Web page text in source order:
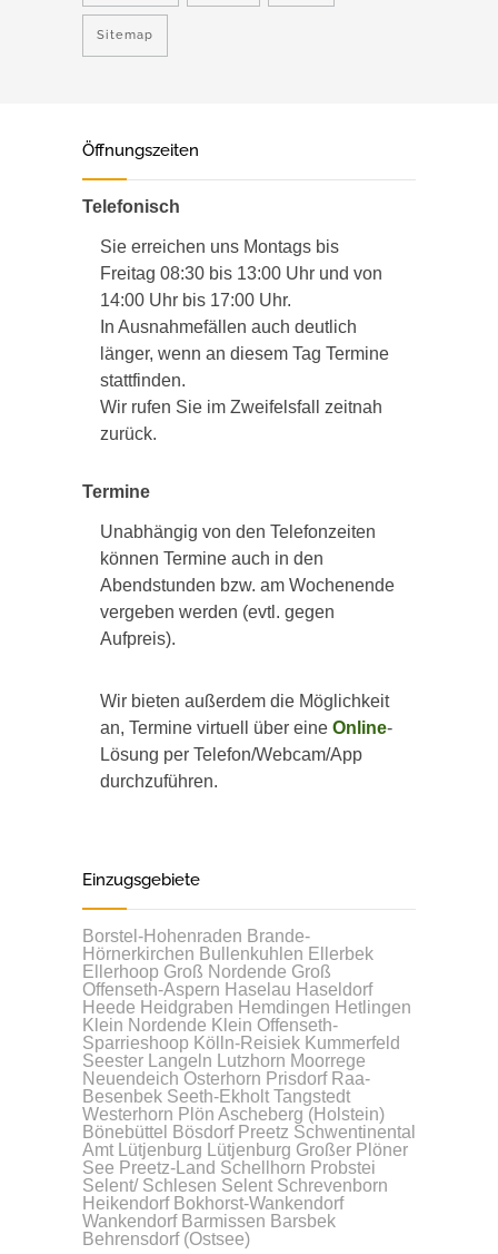
Sitemap
Öffnungszeiten
Telefonisch
Sie erreichen uns Montags bis
Freitag 08:30 bis 13:00 Uhr und von
14:00 Uhr bis 17:00 Uhr.
In Ausnahmefällen auch deutlich
länger, wenn an diesem Tag Termine
stattfinden.
Wir rufen Sie im Zweifelsfall zeitnah
zurück.
Termine
Unabhängig von den Telefonzeiten
können Termine auch in den
Abendstunden bzw. am Wochenende
vergeben werden (evtl. gegen
Aufpreis).
Wir bieten außerdem die Möglichkeit
an, Termine virtuell über eine Online-
Lösung per Telefon/Webcam/App
durchzuführen.
Einzugsgebiete
Borstel-Hohenraden Brande-
Hörnerkirchen Bullenkuhlen Ellerbek
Ellerhoop Groß Nordende Groß
Offenseth-Aspern Haselau Haseldorf
Heede Heidgraben Hemdingen Hetlingen
Klein Nordende Klein Offenseth-
Sparrieshoop Kölln-Reisiek Kummerfeld
Seester
Langeln Lutzhorn Moorrege
Neuendeich Osterhorn Prisdorf Raa-
Besenbek Seeth-Ekholt Tangstedt
Westerhorn Plön Ascheberg (Holstein)
Bönebüttel
Bösdorf Preetz Schwentinental
Amt Lütjenburg
Lütjenburg Großer Plöner
See Preetz-Land Schellhorn Probstei
Selent/ Schlesen Selent Schrevenborn
Heikendorf Bokhorst-Wankendorf
Wankendorf Barmissen Barsbek
Behrensdorf (Ostsee)